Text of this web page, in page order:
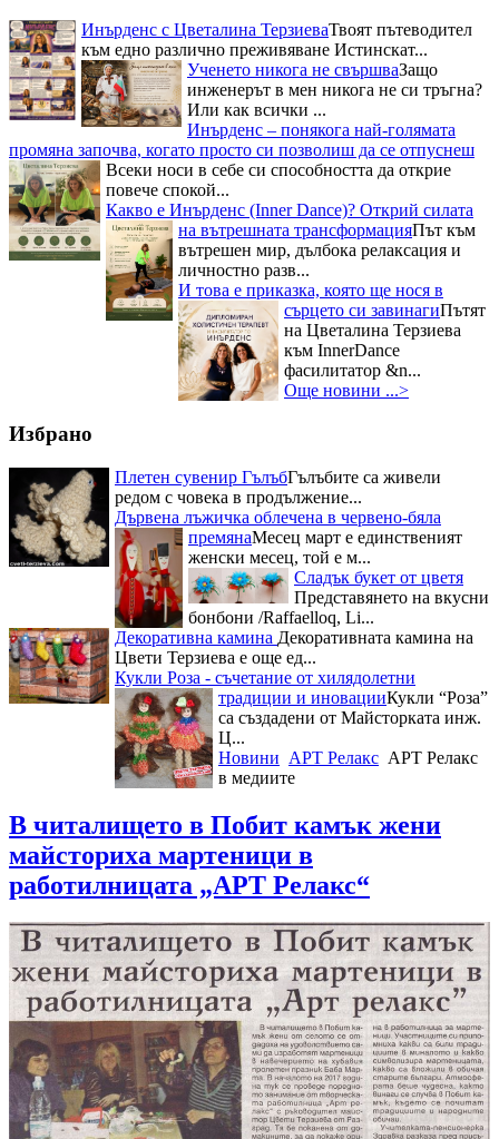
Инърденс с Цветалина ТерзиеваТвоят пътеводител
към едно различно преживяване Истинскат...
Ученето никога не свършваЗащо
инженерът в мен никога не си тръгна?
Или как всички ...
Инърденс – понякога най-голямата
промяна започва, когато просто си позволиш да се отпуснеш
Всеки носи в себе си способността да открие
повече спокой...
Какво е Инърденс (Inner Dance)? Открий силата
на вътрешната трансформацияПът към
вътрешен мир, дълбока релаксация и
личностно разв...
И това е приказка, която ще нося в
сърцето си завинагиПътят
на Цветалина Терзиева
към InnerDance
фасилитатор &n...
Още новини ...>
Избрано
Плетен сувенир ГълъбГълъбите са живели
редом с човека в продължение...
Дървена лъжичка облечена в червено-бяла
премянаМесец март е единственият
женски месец, той е м...
Сладък букет от цветя
Представянето на вкусни
бонбони /Raffaelloq, Li...
Декоративна камина Декоративната камина на
Цвети Терзиева е още ед...
Кукли Роза - съчетание от хилядолетни
традиции и иновацииКукли “Роза”
са създадени от Майсторката инж.
Ц...
Новини АРТ Релакс АРТ Релакс
в медиите
В читалището в Побит камък жени
майсториха мартеници в
работилницата „АРТ Релакс“